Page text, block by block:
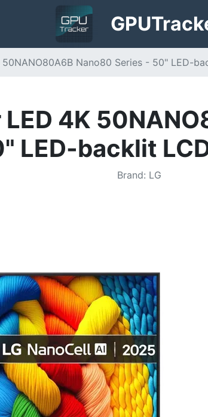
GPU
Nano80 Series - 50" LED-
4K
LED-backlit
Brand: LG